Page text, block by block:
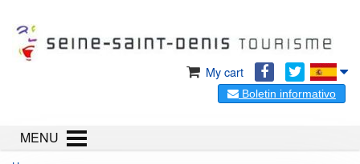
My cart
Boletin informativo
MENU